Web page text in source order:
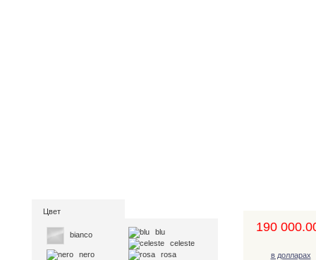
Цвет
bianco
blu
celeste
nero
rosa
190
в долларах